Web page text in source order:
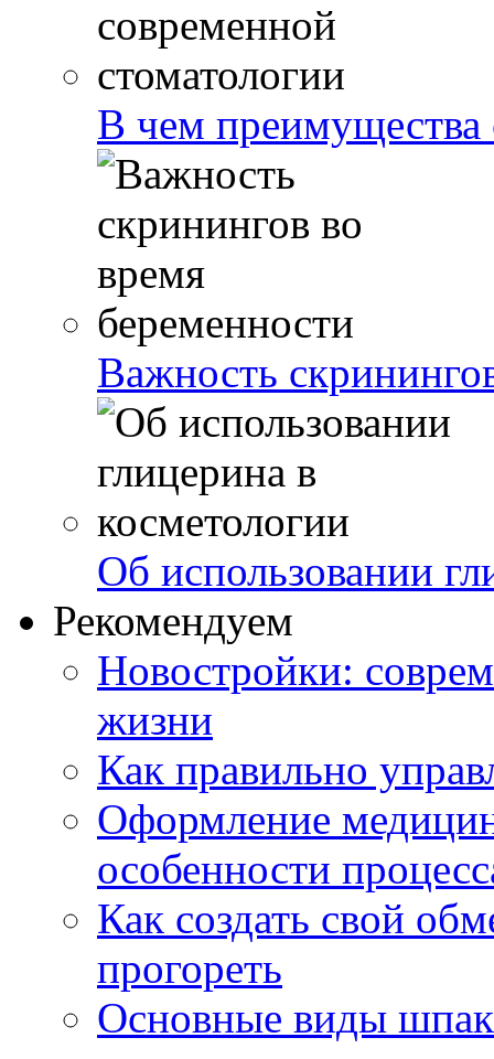
В чем преимущества
Важность
Об использовании
Рекомендуем
Новостройки:
жизни
Как правильно
Оформление
особенности
Как создать свой
прогореть
Основные виды